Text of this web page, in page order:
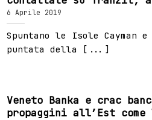
6 Aprile 2019
Spuntano le Isole
puntata della [...]
Veneto Banka e crac
propaggini all’Est